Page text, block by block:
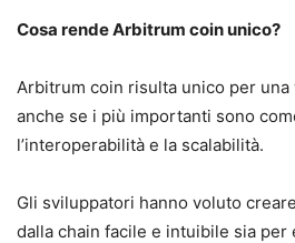
Cosa rende Arbitrum coin unico?
Arbitrum coin risulta unico per
anche se i più importanti sono
l’interoperabilità e la scalabilità.
Gli sviluppatori hanno voluto
dalla chain facile e intuibile sia